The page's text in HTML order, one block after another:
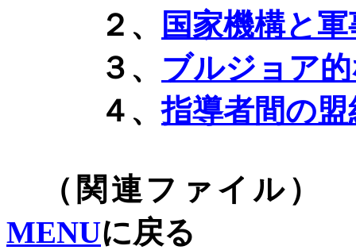
２、
国家機構と
３、 ブルジョア
４、指導者間の盟
（関連
MENUに戻る